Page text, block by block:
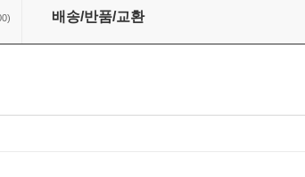
션)
배송/반품/교환